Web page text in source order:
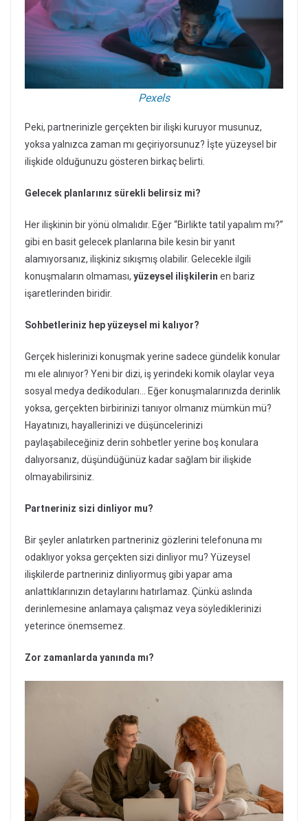
Pexels
Peki, partnerinizle gerçekten bir ilişki kuruyor musunuz,
yoksa yalnızca zaman mı geçiriyorsunuz? İşte yüzeysel bir
ilişkide olduğunuzu gösteren birkaç belirti.
Gelecek planlarınız sürekli belirsiz mi?
Her ilişkinin bir yönü olmalıdır. Eğer “Birlikte tatil yapalım mı?”
gibi en basit gelecek planlarına bile kesin bir yanıt
alamıyorsanız, ilişkiniz sıkışmış olabilir. Gelecekle ilgili
konuşmaların olmaması, yüzeysel ilişkilerin en bariz
işaretlerinden biridir.
Sohbetleriniz hep yüzeysel mi kalıyor?
Gerçek hislerinizi konuşmak yerine sadece gündelik konular
mı ele alınıyor? Yeni bir dizi, iş yerindeki komik olaylar veya
sosyal medya dedikoduları… Eğer konuşmalarınızda derinlik
yoksa, gerçekten birbirinizi tanıyor olmanız mümkün mü?
Hayatınızı, hayallerinizi ve düşüncelerinizi
paylaşabileceğiniz derin sohbetler yerine boş konulara
dalıyorsanız, düşündüğünüz kadar sağlam bir ilişkide
olmayabilirsiniz.
Partneriniz sizi dinliyor mu?
Bir şeyler anlatırken partneriniz gözlerini telefonuna mı
odaklıyor yoksa gerçekten sizi dinliyor mu? Yüzeysel
ilişkilerde partneriniz dinliyormuş gibi yapar ama
anlattıklarınızın detaylarını hatırlamaz. Çünkü aslında
derinlemesine anlamaya çalışmaz veya söylediklerinizi
yeterince önemsemez.
Zor zamanlarda yanında mı?